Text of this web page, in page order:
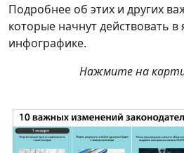
Подробнее об этих и других
которые начнут действовать в
инфографике.
Нажмите на